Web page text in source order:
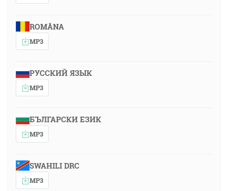
ROMÂNA
MP3
РУССКИЙ ЯЗЫК
MP3
БЪЛГАРСКИ ЕЗИК
MP3
SWAHILI DRC
MP3